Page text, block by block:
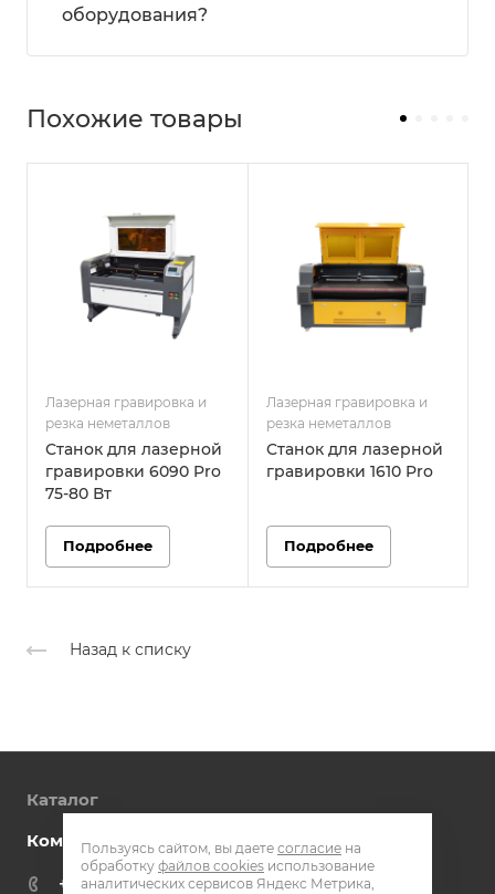
оборудования?
Похожие товары
Лазерная гравировка и
резка неметаллов
Станок для лазерной
гравировки 6090 Pro
75-80 Вт
Подробнее
Лазерная гравировка и
резка неметаллов
Станок для лазерной
гравировки 1610 Pro
Подробнее
Назад к списку
Каталог
Компания
+7 800 301 51 72
Пользуясь сайтом, вы даете согласие на
обработку файлов cookies использование
аналитических сервисов Яндекс Метрика,